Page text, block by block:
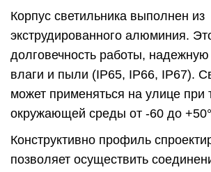
Корпус светильника выполнен из
экструдированного алюминия.
долговечность работы,
влаги и пыли (IP65, IP66, IP67).
может применяться на улице при
окружающей среды от -60 до
Конструктивно профиль
позволяет осуществить